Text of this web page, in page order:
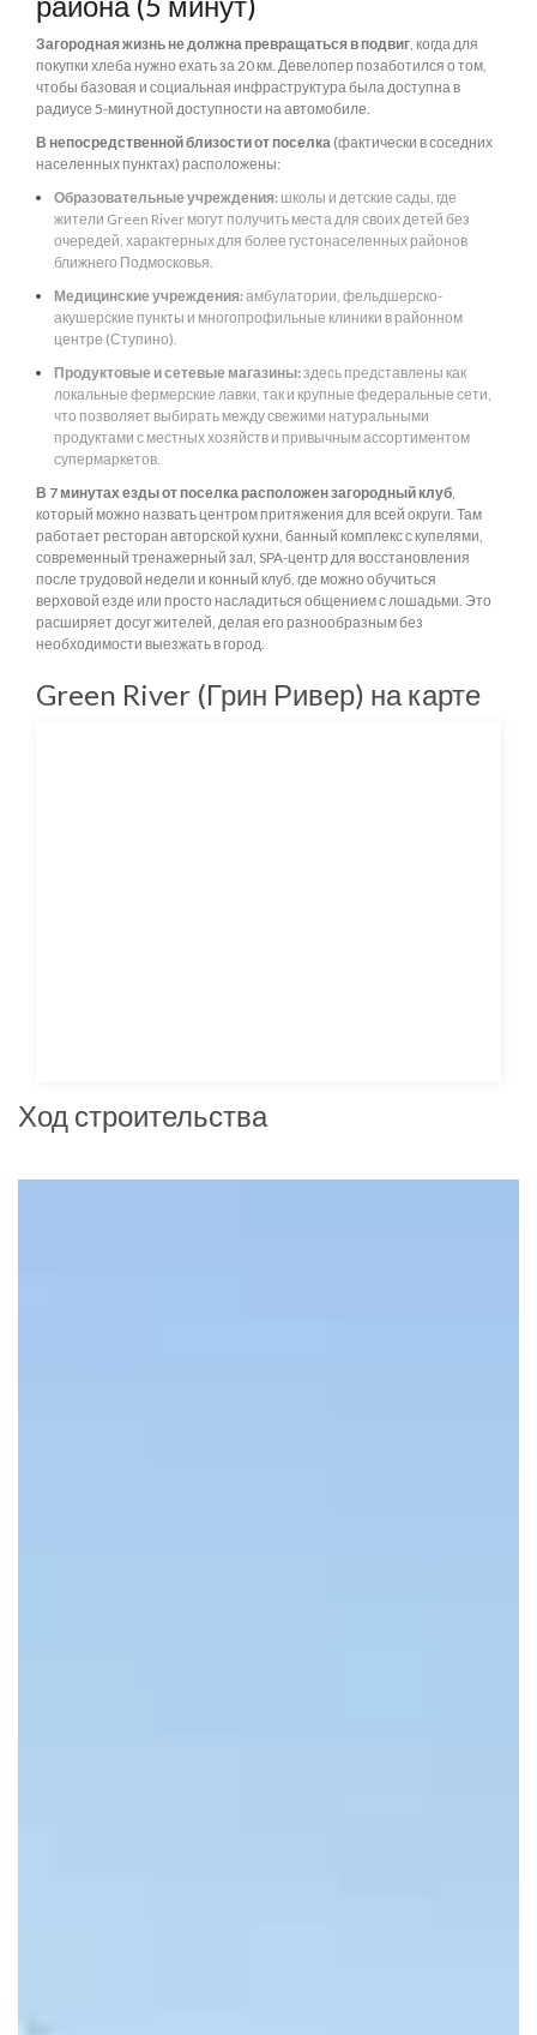
Загородная жизнь не должна превращаться в подвиг, когда для
покупки хлеба нужно ехать за 20 км. Девелопер позаботился о том,
чтобы базовая и социальная инфраструктура была доступна в
радиусе 5-минутной доступности на автомобиле.
В непосредственной близости от поселка (фактически в соседних
населенных пунктах) расположены:
Образовательные учреждения: школы и детские сады, где
жители Green River могут получить места для своих детей без
очередей, характерных для более густонаселенных районов
ближнего Подмосковья.
Медицинские учреждения:амбулатории, фельдшерско-
акушерские пункты и многопрофильные клиники в районном
центре (Ступино).
Продуктовые и сетевые магазины:здесь представлены как
локальные фермерские лавки, так и крупные федеральные сети,
что позволяет выбирать между свежими натуральными
продуктами с местных хозяйств и привычным ассортиментом
супермаркетов.
В 7 минутах езды от поселка расположен загородный клуб,
который можно назвать центром притяжения для всей округи. Там
работает ресторан авторской кухни, банный комплекс с купелями,
современный тренажерный зал, SPA-центр для восстановления
после трудовой недели и конный клуб, где можно обучиться
верховой езде или просто насладиться общением с лошадьми. Это
расширяет досуг жителей, делая его разнообразным без
необходимости выезжать в город.
Green River (Грин Ривер) на карте
Ход строительства